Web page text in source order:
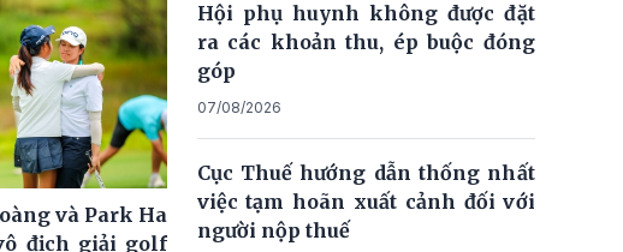
và Park Ha
địch giải golf
Hội phụ huynh không được đặt
ra các khoản thu, ép buộc đóng
góp
07/08/2026
Cục Thuế hướng dẫn thống nhất
việc tạm hoãn xuất cảnh đối với
người nộp thuế